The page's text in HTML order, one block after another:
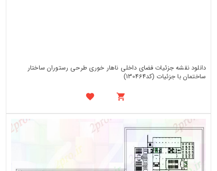
دانلود نقشه جزئیات فضای داخلی ناهار خوری طرحی رستوران ساختار
ساختمان با جزئیات (کد130464)